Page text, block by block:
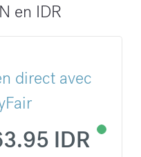
en IDR
direct avec
IDR